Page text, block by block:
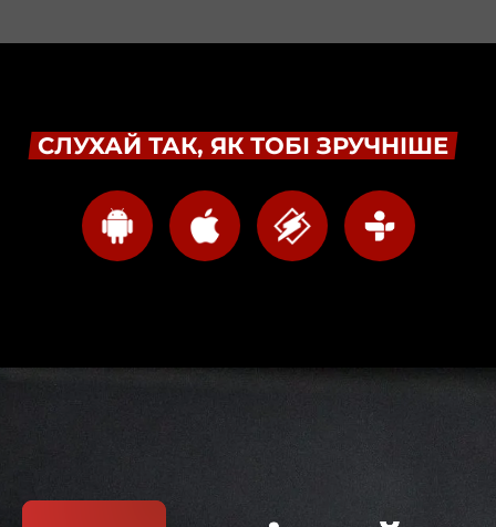
СЛУХАЙ ТАК, ЯК ТОБІ ЗРУЧНІШЕ